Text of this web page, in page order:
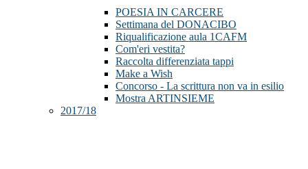
POESIA IN CARCERE
Settimana del DONACIBO
Riqualificazione aula 1CAFM
Com'eri vestita?
Raccolta differenziata tappi
Make a Wish
Concorso - La scrittura non va in esilio
Mostra ARTINSIEME
2017/18